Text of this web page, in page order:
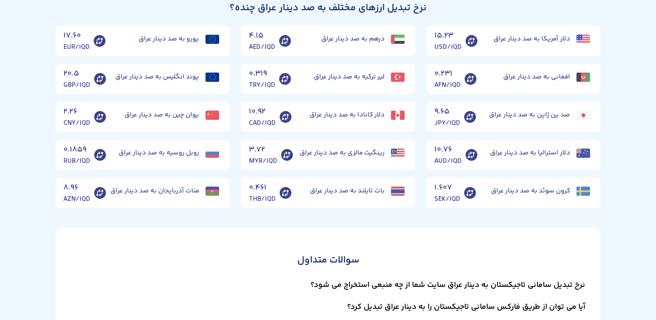
نرخ تبدیل ارزهای مختلف به صد دینار عراق چنده؟
دلار آمریکا به صد دینار عراق ۱۵.۲۳
USD/IQD
درهم به صد دینار عراق ۴.۱۵
AED/IQD
یورو به صد دینار عراق ۱۷.۶۰
EUR/IQD
افغانی به صد دینار عراق ۰.۲۳۱
AFN/IQD
لیر ترکیه به صد دینار عراق ۰.۳۱۹
TRY/IQD
پوند انگلیس به صد دینار عراق ۲۰.۵
GBP/IQD
صد ین ژاپن به صد دینار عراق ۹.۶۵
JPY/IQD
دلار کانادا به صد دینار عراق ۱۰.۹۲
CAD/IQD
یوان چین به صد دینار عراق ۲.۲۶
CNY/IQD
دلار استرالیا به صد دینار عراق ۱۰.۷۶
AUD/IQD
رینگیت مالزی به صد دینار عراق ۳.۷۲
MYR/IQD
روبل روسیه به صد دینار عراق ۰.۱۸۵۹
RUB/IQD
کرون سوئد به صد دینار عراق ۱.۶۰۷
SEK/IQD
بات تایلند به صد دینار عراق ۰.۴۶۱
THB/IQD
منات آذربایجان به صد دینار عراق ۸.۹۶
AZN/IQD
سوالات متداول
نرخ تبدیل سامانی تاجیکستان به دینار عراق سایت شما از چه منبعی استخراج می شود؟
آیا می توان از طریق فارکس سامانی تاجیکستان را به دینار عراق تبدیل کرد؟